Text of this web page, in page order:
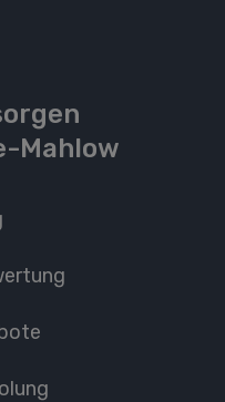
Mahlow